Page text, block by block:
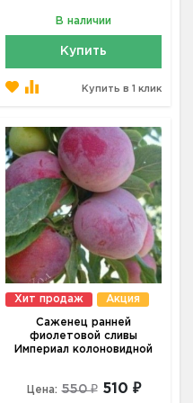
В наличии
Купить
Купить в 1 клик
Хит продаж Акция
Саженец ранней
фиолетовой сливы
Империал колоновидной
Цена: 550 ₽ 510 ₽